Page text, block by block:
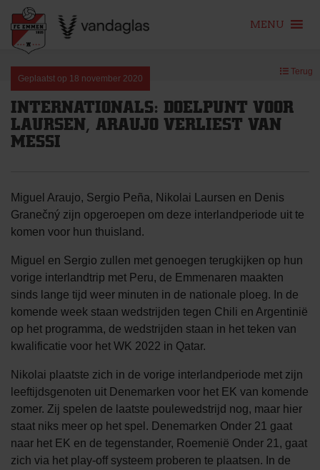
content
MENU
Geplaatst op 18 november 2020
Terug
INTERNATIONALS: DOELPUNT VOOR
LAURSEN, ARAUJO VERLIEST VAN
MESSI
Miguel Araujo, Sergio Peña, Nikolai Laursen en Denis
Granečný zijn opgeroepen om deze interlandperiode uit te
komen voor hun thuisland.
Miguel en Sergio zullen met genoegen terugkijken op hun
vorige interlandtrip met Peru, de Emmenaren maakten
sinds lange tijd weer minuten in de nationale ploeg. In de
komende week staan wedstrijden tegen Chili en Argentinië
op het programma, de wedstrijden staan in het teken van
kwalificatie voor het WK 2022 in Qatar.
Nikolai plaatste zich in de vorige interlandperiode met zijn
leeftijdsgenoten uit Denemarken voor het EK van komende
zomer. Zij spelen de laatste poulewedstrijd nog, maar hier
staat niks meer op het spel. Denemarken Onder 21 gaat
naar het EK en de tegenstander, Roemenië Onder 21, gaat
zich via het play-off systeem proberen te plaatsen. In de